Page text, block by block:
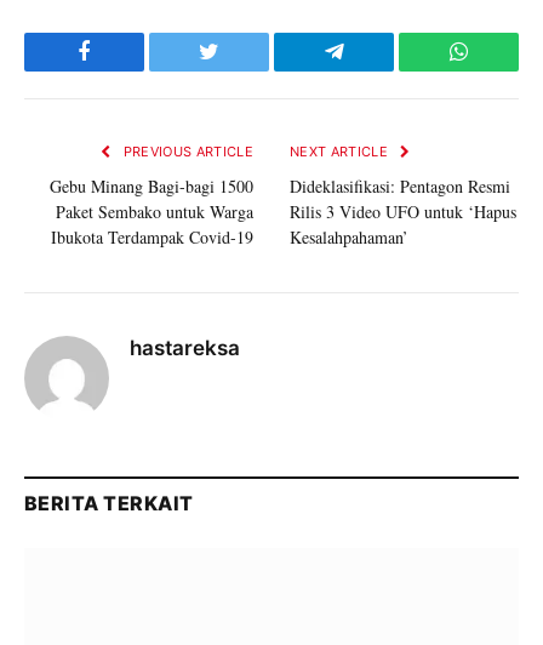
Facebook Twitter Telegram
PREVIOUS ARTICLE
Gebu Minang Bagi-bagi 1500
Paket Sembako untuk Warga
Ibukota Terdampak Covid-19
NEXT ARTICLE
Dideklasifikasi: Pentagon Resmi
Rilis 3 Video UFO untuk ‘Hapus
Kesalahpahaman’
hastareksa
BERITA TERKAIT